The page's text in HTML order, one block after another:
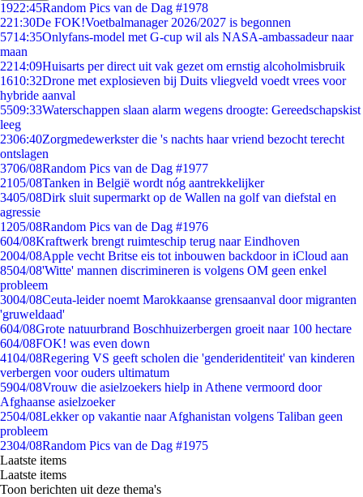
1922:45Random Pics van de Dag #1978
221:30De FOK!Voetbalmanager 2026/2027 is begonnen
5714:35Onlyfans-model met G-cup wil als NASA-ambassadeur naar
maan
2214:09Huisarts per direct uit vak gezet om ernstig alcoholmisbruik
1610:32Drone met explosieven bij Duits vliegveld voedt vrees voor
hybride aanval
5509:33Waterschappen slaan alarm wegens droogte: Gereedschapskist
leeg
2306:40Zorgmedewerkster die 's nachts haar vriend bezocht terecht
ontslagen
3706/08Random Pics van de Dag #1977
2105/08Tanken in België wordt nóg aantrekkelijker
3405/08Dirk sluit supermarkt op de Wallen na golf van diefstal en
agressie
1205/08Random Pics van de Dag #1976
604/08Kraftwerk brengt ruimteschip terug naar Eindhoven
2004/08Apple vecht Britse eis tot inbouwen backdoor in iCloud aan
8504/08'Witte' mannen discrimineren is volgens OM geen enkel
probleem
3004/08Ceuta-leider noemt Marokkaanse grensaanval door migranten
'gruweldaad'
604/08Grote natuurbrand Boschhuizerbergen groeit naar 100 hectare
604/08FOK! was even down
4104/08Regering VS geeft scholen die 'genderidentiteit' van kinderen
verbergen voor ouders ultimatum
5904/08Vrouw die asielzoekers hielp in Athene vermoord door
Afghaanse asielzoeker
2504/08Lekker op vakantie naar Afghanistan volgens Taliban geen
probleem
2304/08Random Pics van de Dag #1975
Laatste items
Laatste items
Toon berichten uit deze thema's